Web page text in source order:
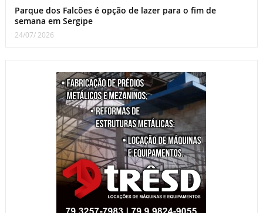
Parque dos Falcões é opção de lazer para o fim de
semana em Sergipe
24/07/ 2026